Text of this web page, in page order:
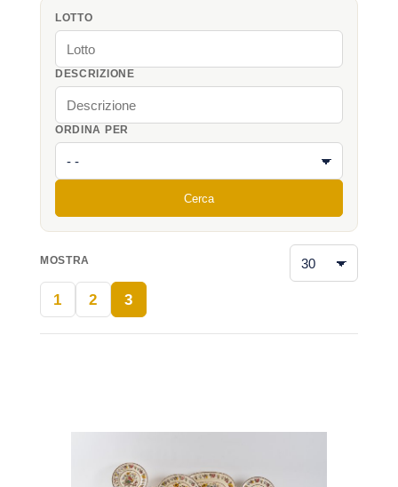
LOTTO
DESCRIZIONE
ORDINA PER
Cerca
MOSTRA
1 2 3